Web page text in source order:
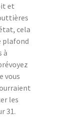
et
cela
plafond
à
vous
les
31.